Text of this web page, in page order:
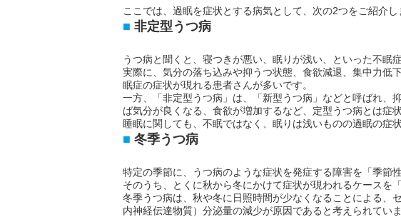
ここでは、過眠を症状とする病気として、次の2つをご紹介し
非定型うつ病
うつ病と聞くと、寝つきが悪い、眠りが浅い、といった不眠
実際に、気分の落ち込みや抑うつ状態、食欲減退、集中力低
眠症の症状が現れる患者さんが多いです。
一方、「非定型うつ病」は、「新型うつ病」などと呼ばれ、
ば気分が良くなる、食欲が増加するなど、定型うつ病とは症
睡眠に関しても、不眠ではなく、眠りは浅いものの過眠の症
冬季うつ病
特定の季節に、うつ病のような症状を発症する障害を「季節
そのうち、とくに秋から冬にかけて症状が現われるケースを
冬季うつ病は、秋や冬に日照時間が少なくなることによる、
内神経伝達物質）分泌量の減少が原因であると考えられていま